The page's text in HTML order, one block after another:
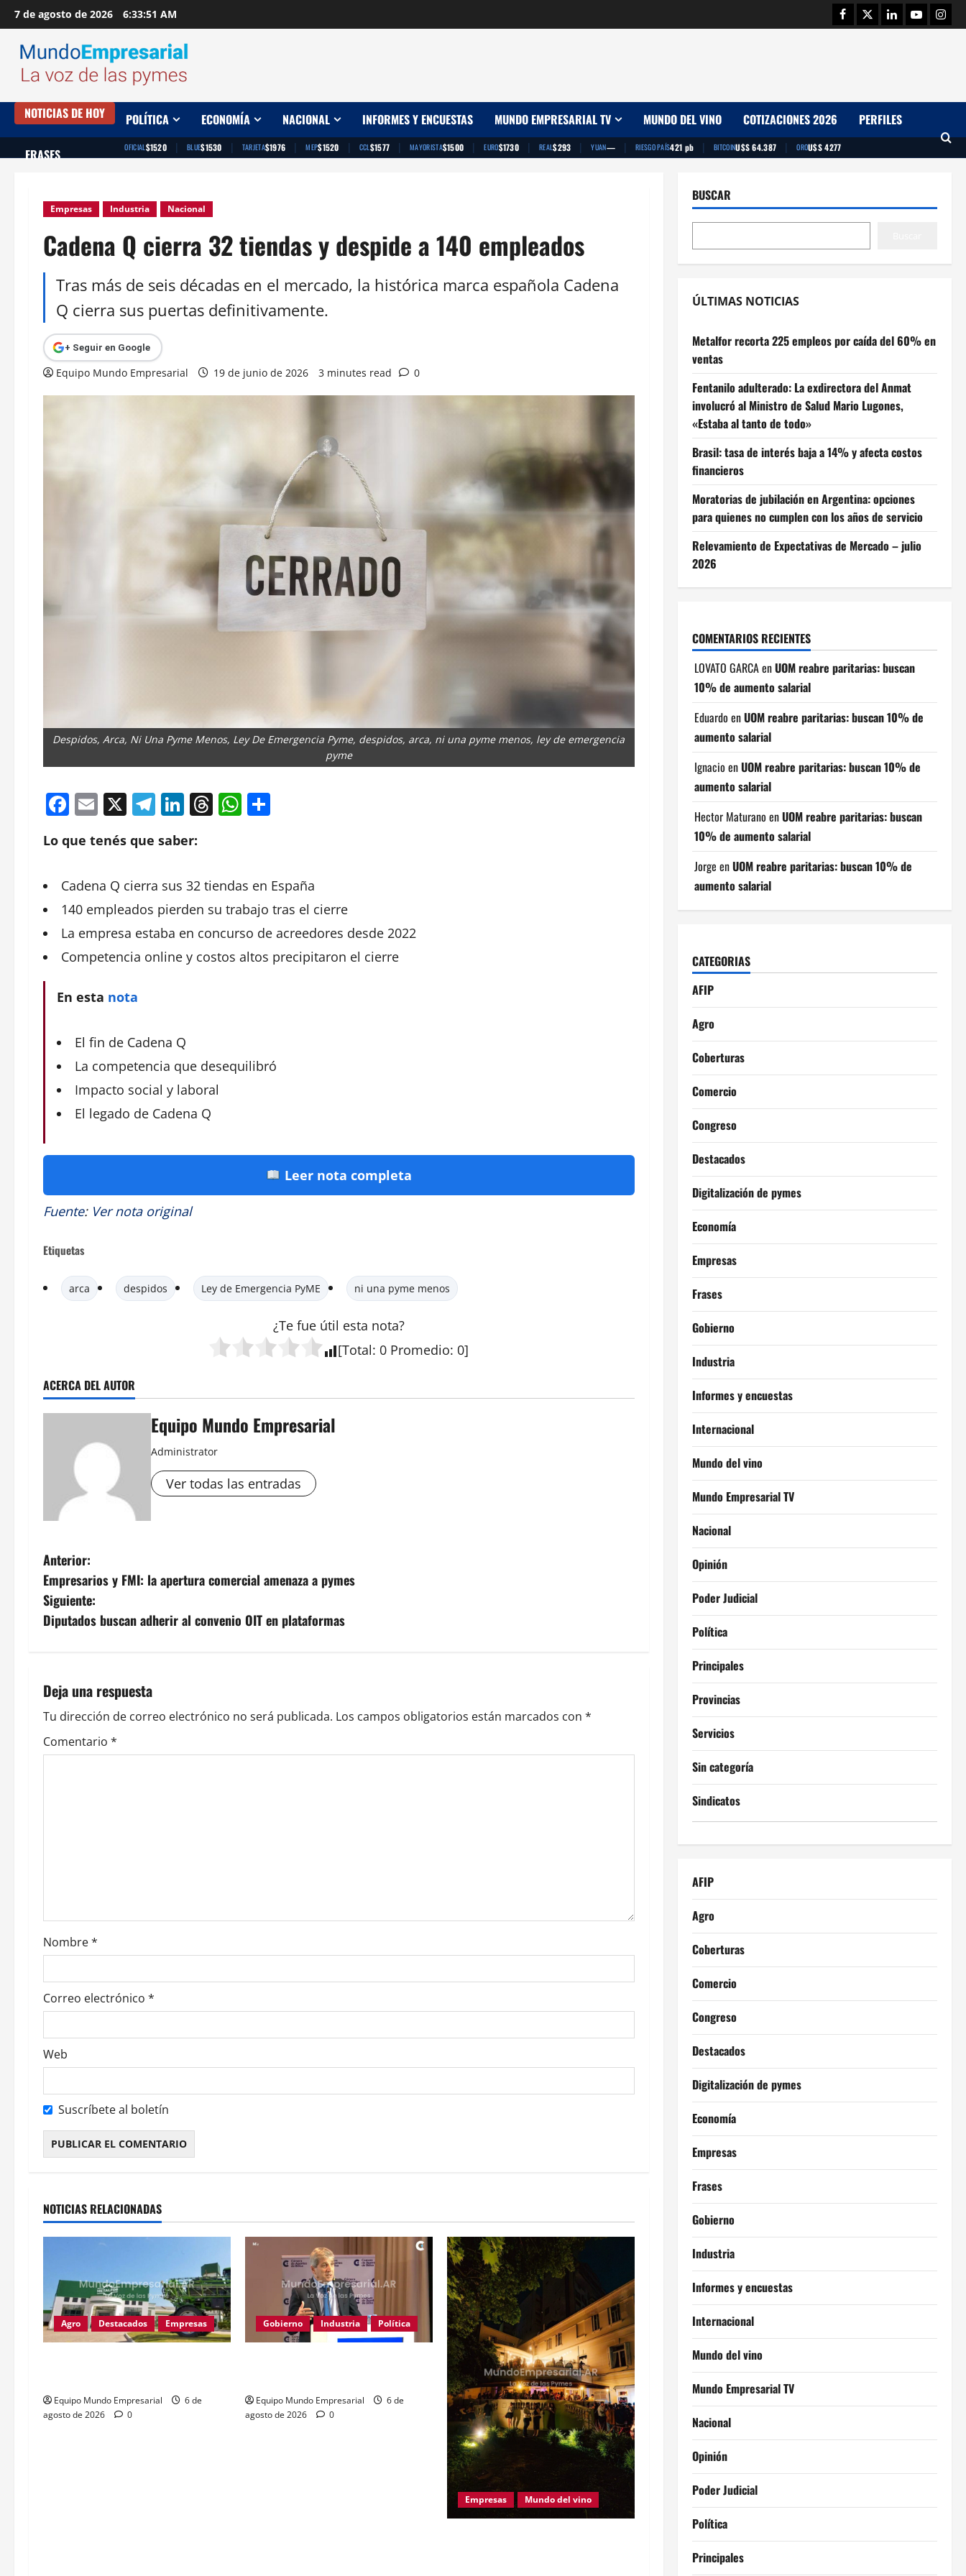
Saltar
al
contenido
7 de agosto de 2026 6:33:52 AM Facebook
TwitterLinkedinYoutube
NOTICIAS DE HOY POLÍTICA ECONOMÍA NACIONAL INFORMES Y ENCUESTAS MUNDO EMPRESARIAL TV MUNDO DEL VINO COTIZACIONES 2026 PERFILES
FRASES OFICIAL$1520 | BLUE$1530 | TARJETA$1976 | MEP$1520 | CCL$1577 | MAYORISTA$1500 | EURO$1730 | REAL$293 | YUAN— | RIESGO PAÍS421 pb | BITCOINU$S 64.387 | OROU$S 4277
Empresas Industria Nacional
Cadena Q cierra 32 tiendas y despide a 140 empleados
Tras más de seis décadas en el mercado, la histórica marca española Cadena
Q cierra sus puertas definitivamente.
+ Seguir en Google
Equipo Mundo Empresarial 19 de junio de 2026 3 minutes read 0
Despidos, Arca, Ni Una Pyme Menos, Ley De Emergencia Pyme, despidos, arca, ni una pyme menos, ley de emergencia
pyme
Facebook
Email
X Telegram
LinkedIn
Threads
WhatsApp
Lo que tenés que saber:
Cadena Q cierra sus 32 tiendas en España
140 empleados pierden su trabajo tras el cierre
La empresa estaba en concurso de acreedores desde 2022
Competencia online y costos altos precipitaron el cierre
En esta nota
El fin de Cadena Q
La competencia que desequilibró
Impacto social y laboral
El legado de Cadena Q
Leer nota completa
Fuente: Ver nota original
Etiquetas
arca despidos Ley de Emergencia PyME ni una pyme menos
¿Te fue útil esta nota?
[Total: 0 Promedio: 0]
ACERCA DEL AUTOR
Equipo Mundo Empresarial
Administrator
Ver todas las entradas
N
a
v
g
a
c
e
n
t
r
a
d
a
s
Anterior:
Empresarios y FMI: la apertura comercial amenaza a pymes
Siguiente:
Diputados buscan adherir al convenio OIT en plataformas
Deja una respuesta
Tu dirección de correo electrónico no será publicada. Los campos obligatorios están marcados con *
Comentario *
Nombre*
Correo electrónico *
Web
Suscríbete al boletín
NOTICIAS RELACIONADAS
Agro Destacados Empresas
Equipo Mundo Empresarial
6 de
agosto de 2026
0
Gobierno Industria Política
Equipo Mundo Empresarial
6 de
agosto de 2026
0
Empresas Mundo del vino
BUSCAR
ÚLTIMAS NOTICIAS
Metalfor recorta 225 empleos por caída del 60% en
ventas
Fentanilo adulterado: La exdirectora del Anmat
involucró al Ministro de Salud Mario Lugones,
«Estaba al tanto de todo»
Brasil: tasa de interés baja a 14% y afecta costos
financieros
Moratorias de jubilación en Argentina: opciones
para quienes no cumplen con los años de servicio
Relevamiento de Expectativas de Mercado – julio
2026
COMENTARIOS RECIENTES
LOVATO GARCAenUOM reabre paritarias: buscan
10% de aumento salarial
Eduardo enUOM reabre paritarias: buscan 10% de
aumento salarial
Ignacio enUOM reabre paritarias: buscan 10% de
aumento salarial
Hector Maturano enUOM reabre paritarias: buscan
10% de aumento salarial
Jorge enUOM reabre paritarias: buscan 10% de
aumento salarial
CATEGORIAS
AFIP
Agro
Coberturas
Comercio
Congreso
Destacados
Digitalización de pymes
Economía
Empresas
Frases
Gobierno
Industria
Informes y encuestas
Internacional
Mundo del vino
Mundo Empresarial TV
Nacional
Opinión
Poder Judicial
Política
Principales
Provincias
Servicios
Sin categoría
Sindicatos
AFIP
Agro
Coberturas
Comercio
Congreso
Destacados
Digitalización de pymes
Economía
Empresas
Frases
Gobierno
Industria
Informes y encuestas
Internacional
Mundo del vino
Mundo Empresarial TV
Nacional
Opinión
Poder Judicial
Política
Principales